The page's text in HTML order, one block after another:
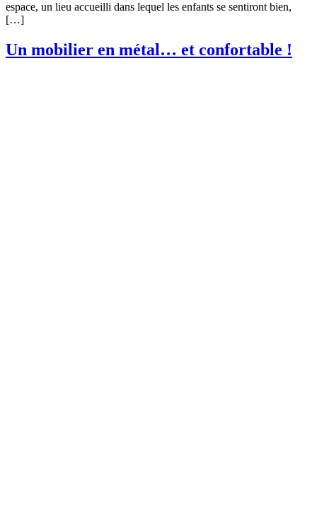
espace, un lieu accueilli dans lequel les enfants se sentiront bien,
[…]
Un mobilier en métal… et confortable !